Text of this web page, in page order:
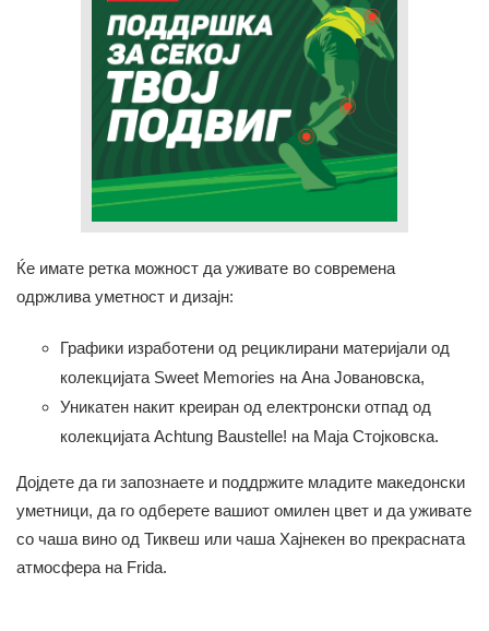
Ќе имате ретка можност да уживате во современа
одржлива уметност и дизајн:
Графики изработени од рециклирани материјали од
колекцијата Sweet Memories на Ана Јовановска,
Уникатен накит креиран од електронски отпад од
колекцијата Achtung Baustelle! на Маја Стојковска.
Дојдете да ги запознаете и поддржите младите македонски
уметници, да го одберете вашиот омилен цвет и да уживате
со чаша вино од Тиквеш или чаша Хајнекен во прекрасната
атмосфера на Frida.